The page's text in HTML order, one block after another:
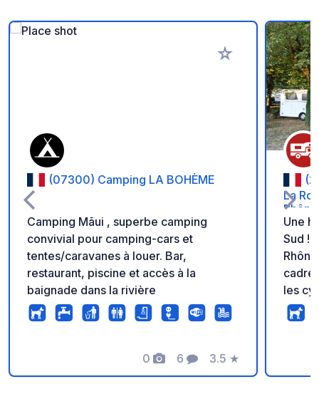
Ajouter à vos
(07300) Camping LA BOHÈME
Camping Mãui , superbe camping
convivial pour camping-cars et
tentes/caravanes à louer. Bar,
restaurant, piscine et accès à la
baignade dans la rivière
0
Photos
6
Commentaires
3.5
Note
★
La
Une
Sud !
cadre
les
aux